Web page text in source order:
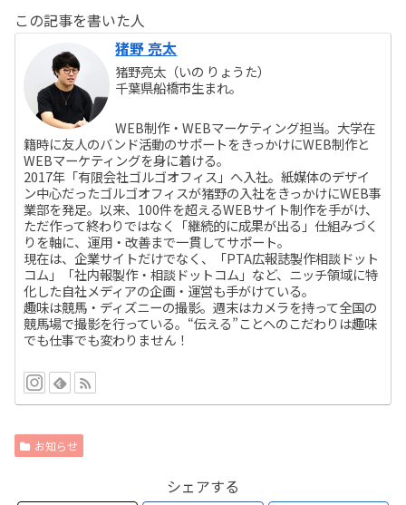
この記事を書いた人
猪野 亮太
猪野亮太（いの りょうた）
千葉県船橋市生まれ。
WEB制作・WEBマーケティング担当。大学在
籍時に友人のバンド活動のサポートをきっかけにWEB制作と
WEBマーケティングを身に着ける。
2017年「有限会社ゴルゴオフィス」へ入社。紙媒体のデザイ
ン中心だったゴルゴオフィスが猪野の入社をきっかけにWEB事
業部を発足。以来、100件を超えるWEBサイト制作を手がけ、
ただ作って終わりではなく「継続的に成果が出る」仕組みづく
りを軸に、運用・改善まで一貫してサポート。
現在は、企業サイトだけでなく、「PTA広報誌製作相談ドット
コム」「社内報製作・相談ドットコム」など、ニッチ領域に特
化した自社メディアの企画・運営も手がけている。
趣味は競馬・ディズニーの撮影。週末はカメラを持って全国の
競馬場で撮影を行っている。“伝える”ことへのこだわりは趣味
でも仕事でも変わりません！
お知らせ
シェアする